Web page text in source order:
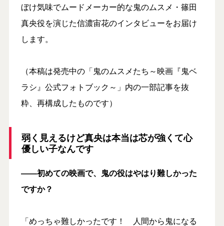
ぼけ気味でムードメーカー的な鬼のムスメ・篠田
真央役を演じた信濃宙花のインタビューをお届け
します。
（本稿は発売中の「鬼のムスメたち～映画『鬼ベ
ラシ』公式フォトブック～」内の一部記事を抜
粋、再構成したものです）
弱く見えるけど真央は本当は芯が強くて心
優しい子なんです
――初めての映画で、鬼の役はやはり難しかった
ですか？
「めっちゃ難しかったです！ 人間から鬼になる